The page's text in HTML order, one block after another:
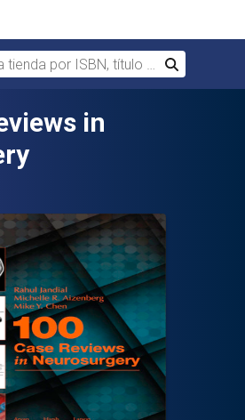
por ISBN, título o autor
Buscar
in